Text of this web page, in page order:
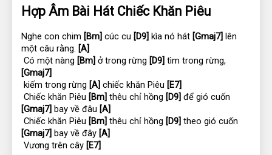
Hợp Âm Bài Hát Chiếc Khăn Piêu
Nghe con chim [Bm] cúc cu [D9] kìa nó hát [Gmaj7] lên
một câu rằng. [A]
Có một nàng [Bm] ở trong rừng [D9]
[Gmaj7]
kiếm trong rừng [A] chiếc khăn Piêu [E7]
Chiếc khăn Piêu [Bm] thêu chỉ hồng [D9]
[Gmaj7] bay về đâu [A]
Chiếc khăn Piêu [Bm] thêu chỉ hồng [D9]
[Gmaj7] bay về đây [A]
Vương trên cây [E7]